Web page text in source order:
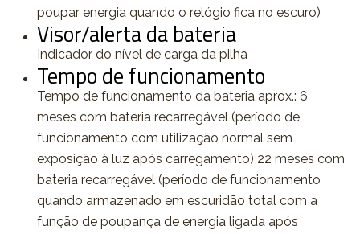
poupar energia quando o relógio fica no escuro)
Visor/alerta da bateria
Indicador do nível de carga da pilha
Tempo de funcionamento
Tempo de funcionamento da bateria aprox.: 6
meses com bateria recarregável (período de
funcionamento com utilização normal sem
exposição à luz após carregamento) 22 meses com
bateria recarregável (período de funcionamento
quando armazenado em escuridão total com a
função de poupança de energia ligada após